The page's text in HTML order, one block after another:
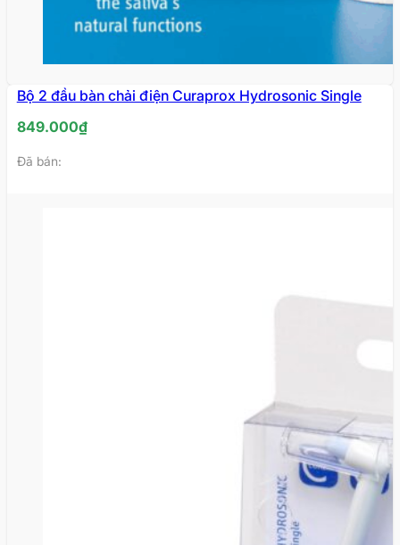
Bộ 2 đầu bàn chải điện Curaprox Hydrosonic Single
849.000₫
Đã bán: